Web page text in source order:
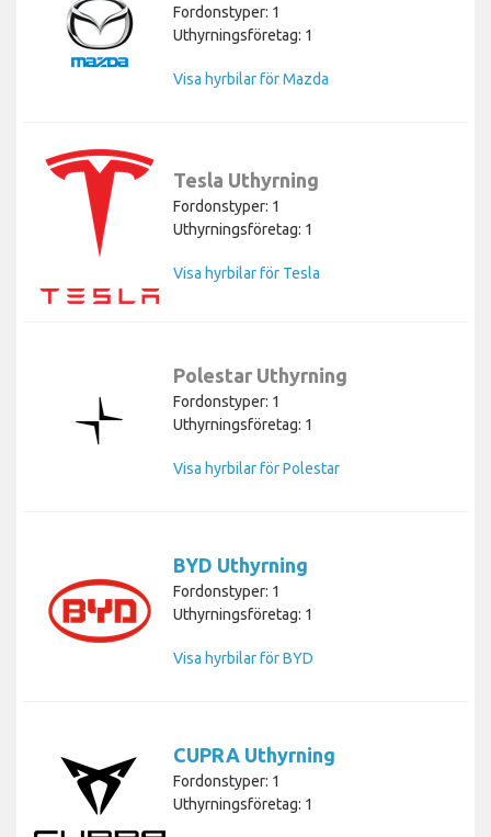
Fordonstyper: 1
Uthyrningsföretag: 1
Visa hyrbilar för Mazda
Tesla Uthyrning
Fordonstyper: 1
Uthyrningsföretag: 1
Visa hyrbilar för Tesla
Polestar Uthyrning
Fordonstyper: 1
Uthyrningsföretag: 1
Visa hyrbilar för Polestar
BYD Uthyrning
Fordonstyper: 1
Uthyrningsföretag: 1
Visa hyrbilar för BYD
CUPRA Uthyrning
Fordonstyper: 1
Uthyrningsföretag: 1